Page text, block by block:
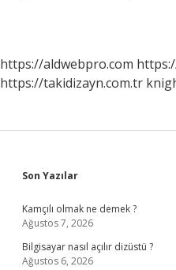
https://aldwebpro.com
https://takidizayn.com.tr
Sidebar
Son Yazılar
Kamçılı olmak ne demek ?
Ağustos 7, 2026
Bilgisayar nasıl açılır dizüstü ?
Ağustos 6, 2026